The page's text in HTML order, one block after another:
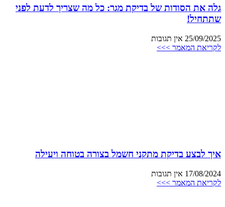
גלה את הסודות של בדיקת מגר: כל מה שצריך לדעת לפני
שתתחיל!
25/09/2025 אין תגובות
לקריאת המאמר >>>
איך לבצע בדיקת מתקני חשמל בצורה בטוחה ויעילה
17/08/2024 אין תגובות
לקריאת המאמר >>>